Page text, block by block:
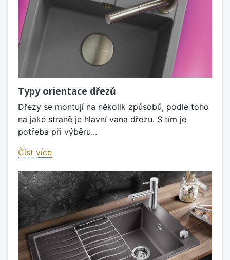
Typy orientace dřezů
Dřezy se montují na několik způsobů, podle toho
na jaké straně je hlavní vana dřezu. S tím je
potřeba při výběru...
Číst více